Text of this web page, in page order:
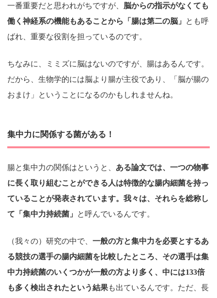
一番重要だと思われがちですが、 脳からの指示がなくても
働く神経系の機能もあることから「腸は第二の脳」
とも呼
ばれ、重要な役割を担っているのです。
ちなみに、ミミズに脳はないのですが、腸はあるんです。
だから、生物学的には脳より腸が主役であり、「脳が腸の
おまけ」ということになるのかもしれませんね。
集中力に関係する菌がある！
腸と集中力の関係はというと、 ある論文では、一つの物事
に長く取り組むことができる人は特徴的な腸内細菌を持っ
ていることが発表されています。我々は、それらを総称し
て「集中力持続菌」
と呼んでいるんです。
（我々の）研究の中で、 一般の方と集中力を必要とするあ
る競技の選手の腸内細菌を比較したところ、その選手は集
中力持続菌のいくつかが一般の方より多く、中には133倍
も多く検出されたという結果も出ているんです。ただ、長